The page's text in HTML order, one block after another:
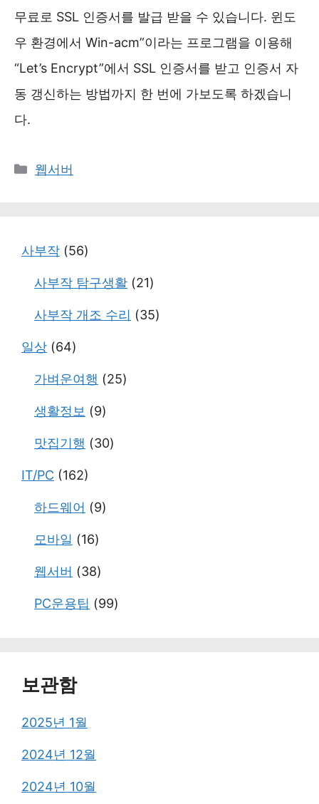
무료로 SSL 인증서를 발급 받을 수 있습니다. 윈도
우 환경에서 Win-acm”이라는 프로그램을 이용해
“Let’s Encrypt”에서 SSL 인증서를 받고 인증서 자
동 갱신하는 방법까지 한 번에 가보도록 하겠습니
다.
카
웹서버
사부작 (56)
사부작 탐구생활 (21)
사부작 개조 수리 (35)
일상 (64)
가벼운여행 (25)
생활정보 (9)
맛집기행 (30)
IT/PC (162)
하드웨어 (9)
모바일 (16)
웹서버 (38)
PC운용팁 (99)
보관함
2025년 1월
2024년 12월
2024년 10월